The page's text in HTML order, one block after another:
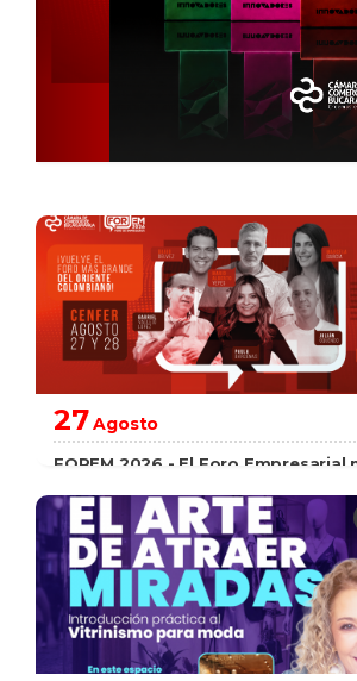
27Agosto
FOREM 2026 - El Foro Empresarial
saber más